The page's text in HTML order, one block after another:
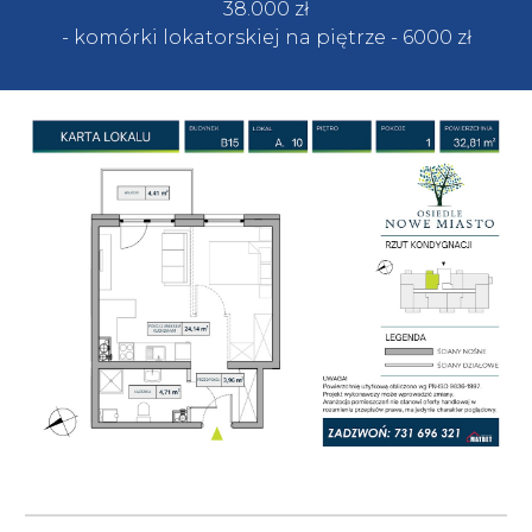
38.000 zł
- komórki lokatorskiej na piętrze - 6000 zł